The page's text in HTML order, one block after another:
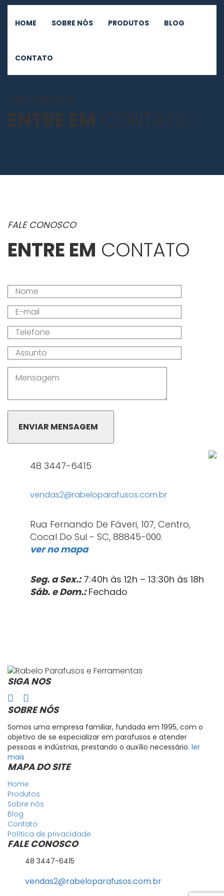
HOME SOBRE NÓS PRODUTOS BLOG
CONTATO
FALE CONOSCO
ENTRE EM CONTATO
FALE CONOSCO
ENTRE EM CONTATO
ENVIAR MENSAGEM
48 3447-6415
vendas2@rabeloparafusos.com.br
Rua Fernando De Fáveri, 107, Centro,
Cocal Do Sul - SC, 88845-000.
ver no mapa
Seg. a Sex.:7:40h às 12h – 13:30h às 18h
Sáb. eDom.:Fechado
SIGA NOS
SOBRE NÓS
Somos uma empresa familiar, fundada em 1995, com o
objetivo de se especializar em parafusos e atender
pessoas e indústrias, prestando o auxílio necessário. ler
mais
MAPA DO SITE
Home
Produtos
Sobre nós
Blog
Contato
Política de privacidade
FALE CONOSCO
48 3447-6415
vendas2@rabeloparafusos.com.br